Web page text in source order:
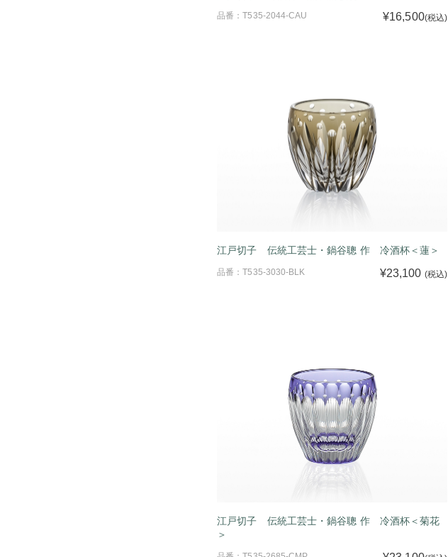
品番：T535-2044-CAU ¥16,500(税込)
江戸切子 伝統工芸士・鍋谷聰 作 冷酒杯＜蓮＞
品番：T535-3030-BLK ¥23,100 (税込)
江戸切子 伝統工芸士・鍋谷聰 作 冷酒杯＜菊花
＞